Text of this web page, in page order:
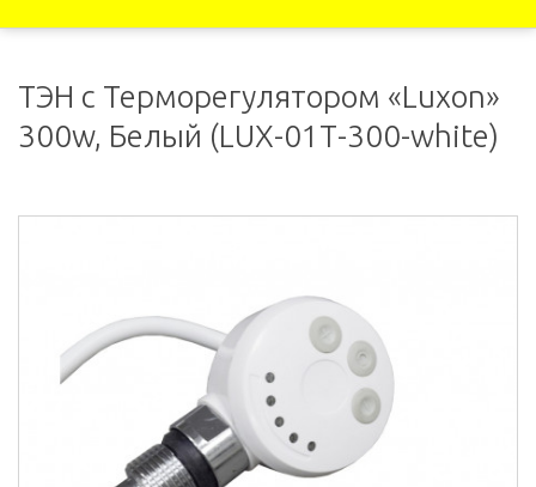
ТЭН с Терморегулятором «Luxon»
300w, Белый (LUX-01Т-300-white)